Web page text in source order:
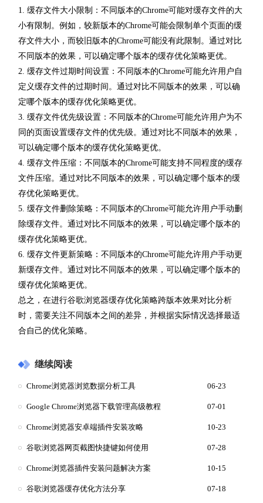
1. 缓存文件大小限制：不同版本的Chrome可能对缓存文件的大
小有限制。例如，较新版本的Chrome可能会限制单个页面的缓
存文件大小，而较旧版本的Chrome可能没有此限制。通过对比
不同版本的效果，可以确定哪个版本的缓存优化策略更优。
2. 缓存文件过期时间设置：不同版本的Chrome可能允许用户自
定义缓存文件的过期时间。通过对比不同版本的效果，可以确
定哪个版本的缓存优化策略更优。
3. 缓存文件优先级设置：不同版本的Chrome可能允许用户为不
同的页面设置缓存文件的优先级。通过对比不同版本的效果，
可以确定哪个版本的缓存优化策略更优。
4. 缓存文件压缩：不同版本的Chrome可能支持不同程度的缓存
文件压缩。通过对比不同版本的效果，可以确定哪个版本的缓
存优化策略更优。
5. 缓存文件删除策略：不同版本的Chrome可能允许用户手动删
除缓存文件。通过对比不同版本的效果，可以确定哪个版本的
缓存优化策略更优。
6. 缓存文件更新策略：不同版本的Chrome可能允许用户手动更
新缓存文件。通过对比不同版本的效果，可以确定哪个版本的
缓存优化策略更优。
总之，在进行谷歌浏览器缓存优化策略跨版本效果对比分析
时，需要关注不同版本之间的差异，并根据实际情况选择最适
合自己的优化策略。
继续阅读
Chrome浏览器浏览数据分析工具 06-23
Google Chrome浏览器下载管理高级教程 07-01
Chrome浏览器安卓端插件安装攻略 10-23
谷歌浏览器网页截图快捷键如何使用 07-28
Chrome浏览器插件安装问题解决方案 10-15
谷歌浏览器缓存优化方法分享 07-18